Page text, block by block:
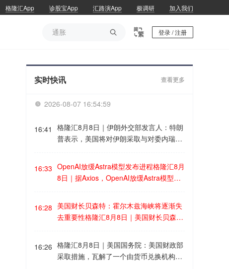
格隆汇App 诊股宝App 汇路演App 极调研 加入我们

通胀
登录 / 注册
实时快讯 查看更多
 2026-08-07 16:54:59
16:41
格隆汇8月8日｜伊朗外交部发言人：特朗
普表示，美国将对伊朗采取与对委内瑞拉
问题：在宣称获得“战争战利品”之前，必
须先赢得战争，而不是陷入僵局、未能实
现其宣称的（恶意）目标、武器储备逐渐
16:33 OpenAI放缓Astra模型发布进程格隆汇8月
8日｜据Axios，OpenAI放缓Astra模型发
模型之一Astra进行内部评估后，“我们无
法排除其具备关键性网络能力”。在发布A
stra之前，OpenAI将扩大针对该模型的测
布的“准备框架”要求，放缓Astra的发布进
程，直到建立适当的安全防护措施。Ope
16:28 美国财长贝森特：霍尔木兹海峡将逐渐失
去重要性格隆汇8月8日｜美国财长贝森特
远不会恢复到过去的状态，因为伊朗已经
利用它，或者试图利用它，将其作为一
个‘咽喉要道’。未来两年，我们将看到这
16:26 格隆汇8月8日｜美国国务院：美国财政部
采取措施，瓦解了一个由货币兑换机构和